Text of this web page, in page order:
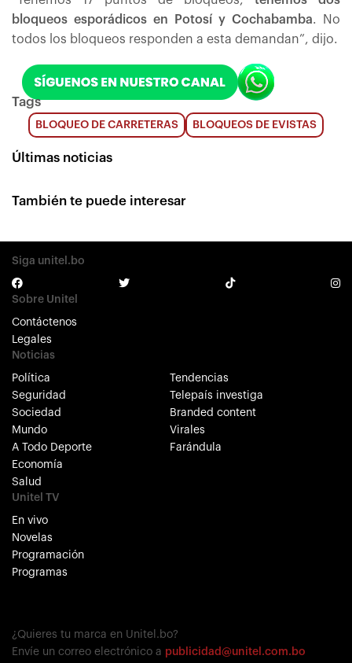
bloqueos esporádicos en Potosí y Cochabamba. No
todos los bloqueos responden a esta demandan”, dijo.
Tags
BLOQUEO DE CARRETERAS BLOQUEOS DE EVISTAS
Últimas noticias
También te puede interesar
Siga unitel.bo
Sobre Unitel
Contáctenos
Legales
Noticias
Política
Seguridad
Sociedad
Mundo
A Todo Deporte
Economía
Salud
Tendencias
Telepaís investiga
Branded content
Virales
Farándula
Unitel TV
En vivo
Novelas
Programación
Programas
¿Quieres tu marca en Unitel.bo?
Envíe un correo electrónico a publicidad@unitel.com.bo